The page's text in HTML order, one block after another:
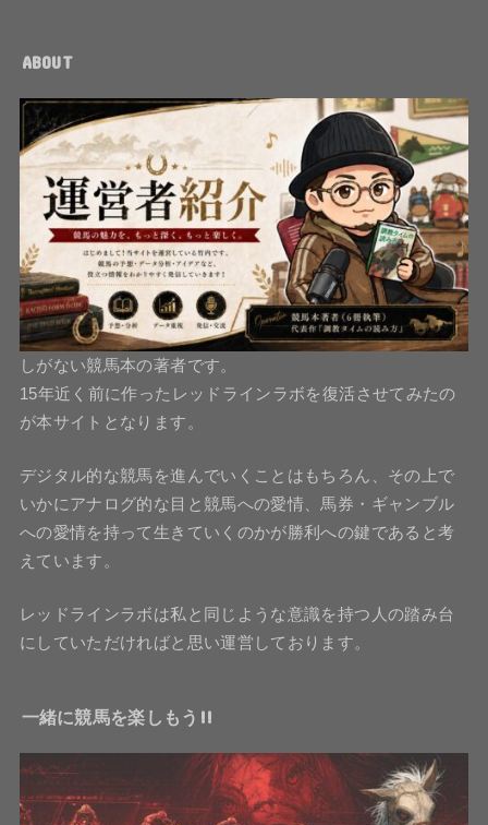
ABOUT
しがない競馬本の著者です。
15年近く前に作ったレッドラインラボを復活させてみたの
が本サイトとなります。
デジタル的な競馬を進んでいくことはもちろん、その上で
いかにアナログ的な目と競馬への愛情、馬券・ギャンブル
への愛情を持って生きていくのかが勝利への鍵であると考
えています。
レッドラインラボは私と同じような意識を持つ人の踏み台
にしていただければと思い運営しております。
一緒に競馬を楽しもう!!